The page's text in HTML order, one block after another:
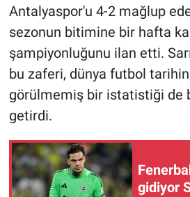
Antalyaspor'u 4-2 mağlup
sezonun bitimine bir hafta
şampiyonluğunu ilan etti.
bu zaferi, dünya futbol
görülmemiş bir istatistiği de
getirdi.
gidiyor